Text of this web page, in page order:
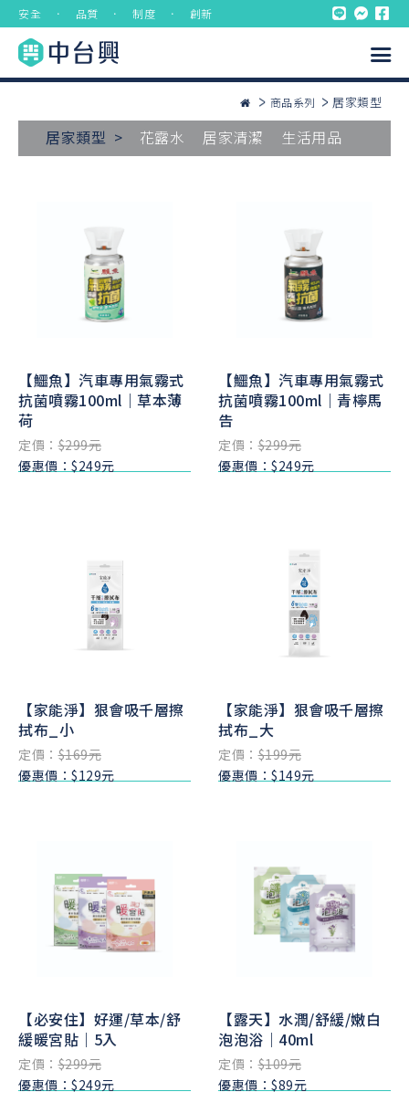
安全 ． 品質 ． 制度 ． 創新
商品系列 居家類型
居家類型 > 花露水 居家清潔 生活用品
【鱷魚】汽車專用氣霧式
抗菌噴霧100ml｜草本薄
荷
定價：$299元
優惠價：$249元
【鱷魚】汽車專用氣霧式
抗菌噴霧100ml｜青檸馬
告
定價：$299元
優惠價：$249元
【家能淨】狠會吸千層擦
拭布_小
定價：$169元
優惠價：$129元
【家能淨】狠會吸千層擦
拭布_大
定價：$199元
優惠價：$149元
【必安住】好運/草本/舒
緩暖宮貼｜5入
定價：$299元
優惠價：$249元
【露天】水潤/舒緩/嫩白
泡泡浴｜40ml
定價：$109元
優惠價：$89元